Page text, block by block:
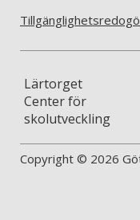
Lärtorget
Center för
skolutveckling
Copyright © 2026